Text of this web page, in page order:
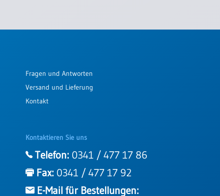
Fragen und Antworten
Versand und Lieferung
Kontakt
Kontaktieren Sie uns
Telefon: 0341 / 477 17 86
Fax: 0341 / 477 17 92
E-Mail für Bestellungen: